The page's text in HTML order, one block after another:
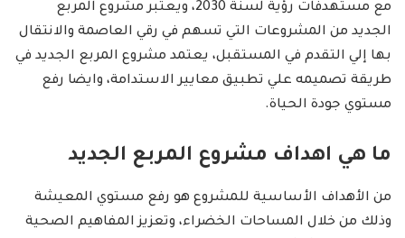
مع مستهدفات رؤية لسنة 2030، ويعتبر مشروع المربع
الجديد من المشروعات التي تسهم في رقي العاصمة والانتقال
بها إلي التقدم في المستقبل، يعتمد مشروع المربع الجديد في
طريقة تصميمه علي تطبيق معايير الاستدامة، وايضا رفع
مستوي جودة الحياة.
ما هي اهداف مشروع المربع الجديد
من الأهداف الأساسية للمشروع هو رفع مستوي المعيشة
وذلك من خلال المساحات الخضراء، وتعزيز المفاهيم الصحية